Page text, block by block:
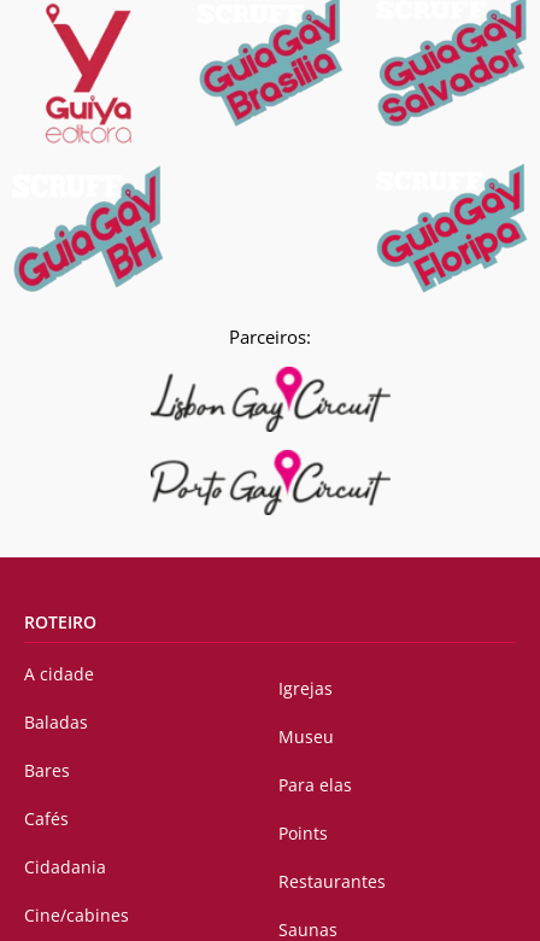
Parceiros:
ROTEIRO
A cidade
Baladas
Bares
Cafés
Cidadania
Cine/cabines
Igrejas
Museu
Para elas
Points
Restaurantes
Saunas